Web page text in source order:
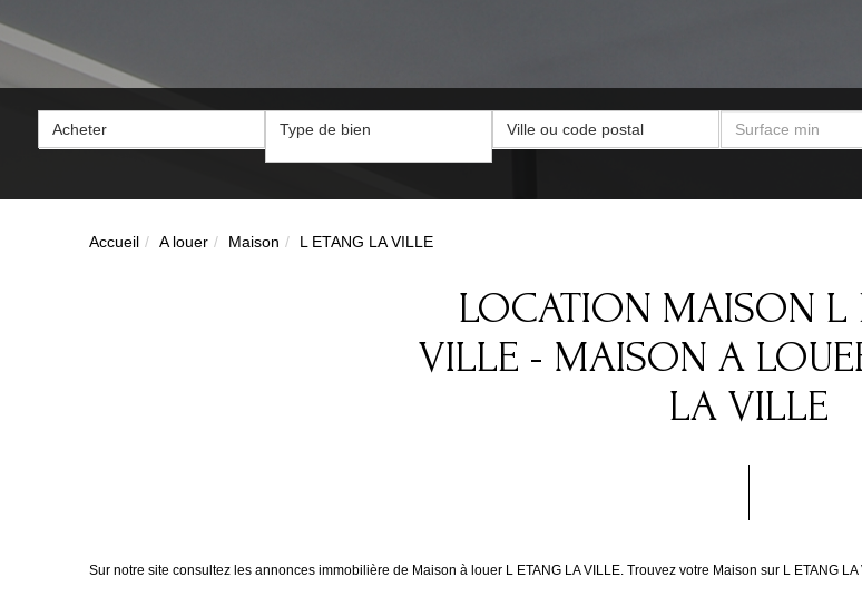
Acheter Type de bien Ville ou code postal
Accueil A louer Maison L ETANG LA VILLE
LOCATION MAISON L
VILLE - MAISON A
LA VILLE
Sur notre site consultez les annonces immobilière de Maison à louer L ETANG LA VILLE. Trouvez votre Maison sur L ETANG